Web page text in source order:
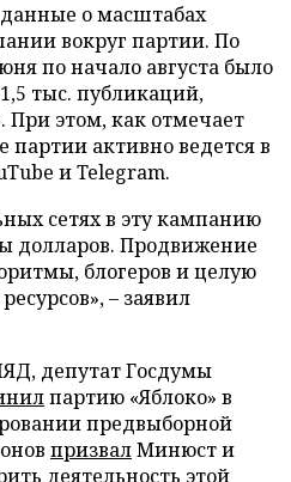
о масштабах
вокруг партии. По
по начало августа было
тыс. публикаций,
При этом, как отмечает
активно ведется в
и Telegram.
сетях в эту кампанию
долларов. Продвижение
блогеров и целую
– заявил
депутат Госдумы
партию «Яблоко» в
предвыборной
призвалМинюст и
деятельность этой